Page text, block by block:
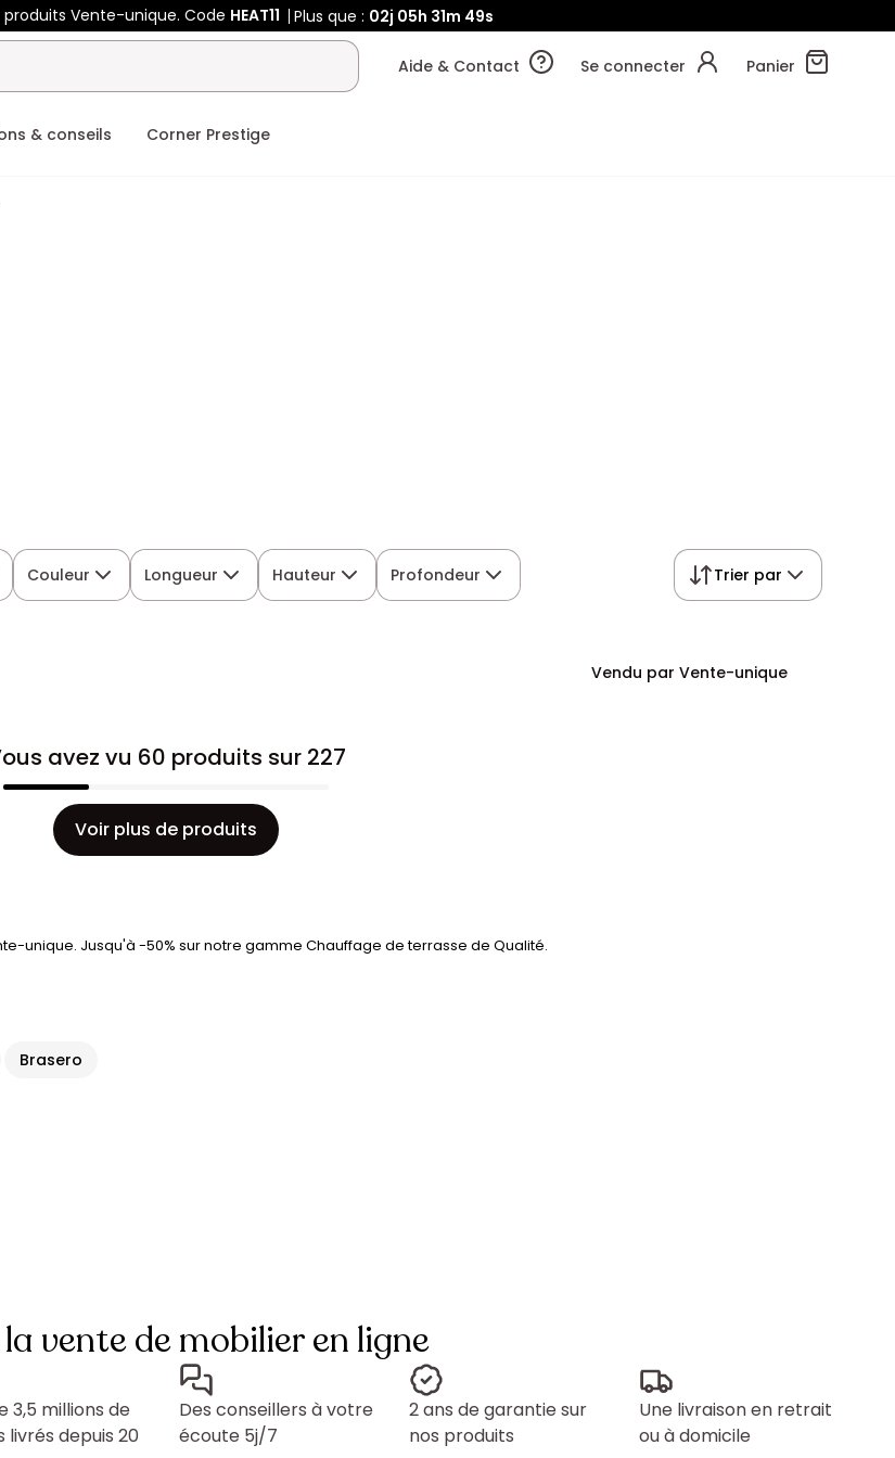
produits Vente-unique. Code HEAT11 Plus que : 02j 05h 31m 47s
Aide & Contact Se connecter Panier
& conseils Corner Prestige
Couleur Longueur Hauteur Profondeur Trier par
Vendu par Vente-unique
avez vu 60 produits sur 227
Voir plus de produits
unique. Jusqu'à -50% sur notre gamme Chauffage de terrasse de Qualité.
Brasero
la vente de mobilier en ligne
3,5 millions de
livrés depuis 20
Des conseillers à votre
écoute 5j/7
2 ans de garantie sur
nos produits
Une livraison en retrait
ou à domicile